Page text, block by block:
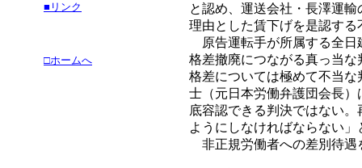
■リンク
□ホームへ
と認め、運送会社・長澤運
理由とした賃下げを是認する
原告運転手が所属する全日
格差撤廃につながる真っ当
格差については極めて不当
士（元日本労働弁護団会長
底容認できる判決ではない
ようにしなければならない」
非正規労働者への差別待遇